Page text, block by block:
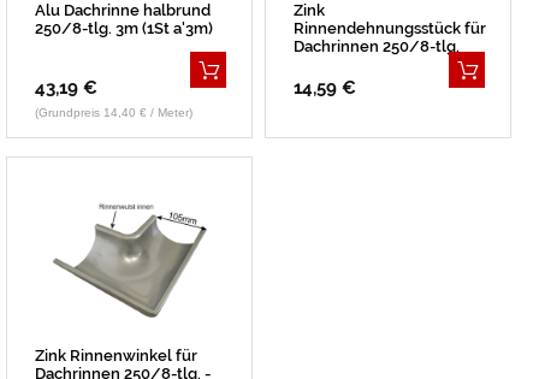
Alu Dachrinne halbrund
250/8-tlg. 3m (1St a'3m)
43,19 €
(Grundpreis 14,40 € / Meter)
Zink
Rinnendehnungsstück für
Dachrinnen 250/8-tlg.
14,59 €
Zink Rinnenwinkel für
Dachrinnen 250/8-tlg. -